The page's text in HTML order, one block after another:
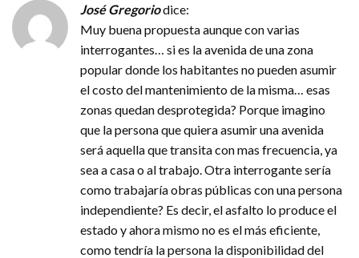
José Gregoriodice:
Muy buena propuesta aunque con varias
interrogantes… si es la avenida de una zona
popular donde los habitantes no pueden asumir
el costo del mantenimiento de la misma… esas
zonas quedan desprotegida? Porque imagino
que la persona que quiera asumir una avenida
será aquella que transita con mas frecuencia, ya
sea a casa o al trabajo. Otra interrogante sería
como trabajaría obras públicas con una persona
independiente? Es decir, el asfalto lo produce el
estado y ahora mismo no es el más eficiente,
como tendría la persona la disponibilidad del